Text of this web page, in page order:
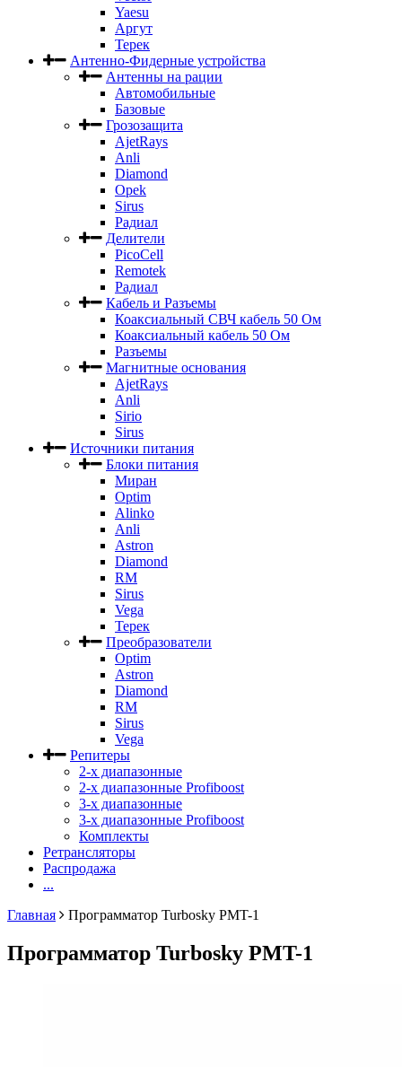
Yaesu
Аргут
Терек
Антенно-Фидерные устройства
Антенны на рации
Автомобильные
Базовые
Грозозащита
AjetRays
Anli
Diamond
Opek
Sirus
Радиал
Делители
PicoCell
Remotek
Радиал
Кабель и Разъемы
Коаксиальный СВЧ кабель 50 Ом
Коаксиальный кабель 50 Ом
Разъемы
Магнитные основания
AjetRays
Anli
Sirio
Sirus
Источники питания
Блоки питания
Миран
Optim
Alinko
Anli
Astron
Diamond
RM
Sirus
Vega
Терек
Преобразователи
Optim
Astron
Diamond
RM
Sirus
Vega
Репитеры
2-х диапазонные
2-х диапазонные Profiboost
3-х диапазонные
3-х диапазонные Profiboost
Комплекты
Ретрансляторы
Распродажа
...
Главная
Программатор Turbosky PMT-1
Программатор Turbosky PMT-1